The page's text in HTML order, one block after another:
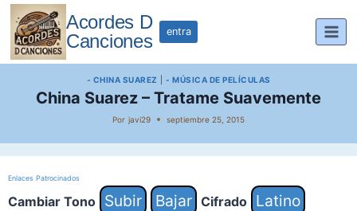
Saltar
contenido
Acordes D
Canciones
entra
- CHINA SUAREZ - MÚSICA DE PELÍCULAS
China Suarez – Tratame Suavemente
Por javi29 septiembre 25, 2015
Enlaces Patrocinados
Cambiar Tono Subir Bajar Cifrado
Latino